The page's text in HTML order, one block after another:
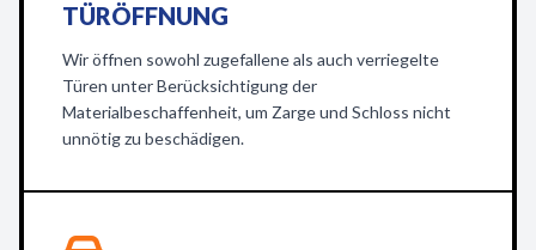
TÜRÖFFNUNG
Wir öffnen sowohl zugefallene als auch verriegelte
Türen unter Berücksichtigung der
Materialbeschaffenheit, um Zarge und Schloss nicht
unnötig zu beschädigen.